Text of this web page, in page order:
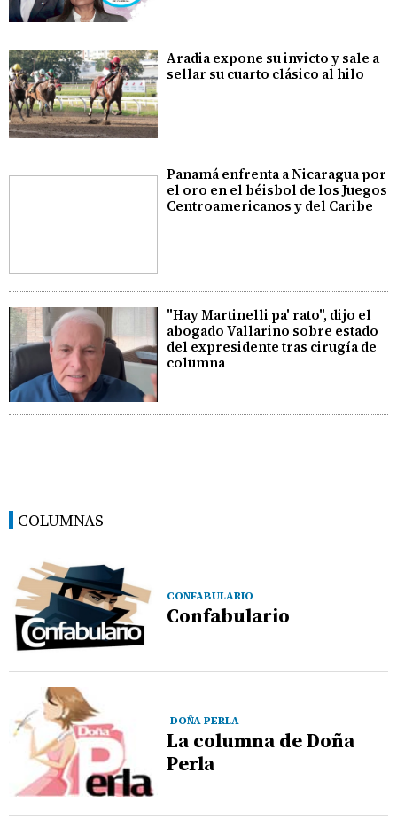
Aradia expone su invicto y sale a
sellar su cuarto clásico al hilo
Panamá enfrenta a Nicaragua por
el oro en el béisbol de los Juegos
Centroamericanos y del Caribe
"Hay Martinelli pa' rato", dijo el
abogado Vallarino sobre estado
del expresidente tras cirugía de
columna
COLUMNAS
CONFABULARIO
Confabulario
DOÑA PERLA
La columna de Doña
Perla